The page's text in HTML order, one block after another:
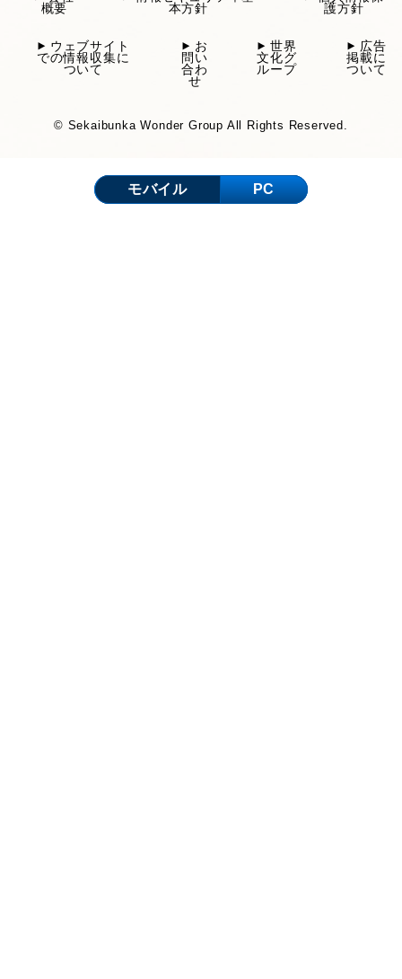
概要
本方針
護方針
ウェブサイト
での情報収集に
ついて
お
問い
合わ
せ
世界
文化グ
ループ
広告
掲載に
ついて
© Sekaibunka Wonder Group All Rights Reserved.
モバイル PC